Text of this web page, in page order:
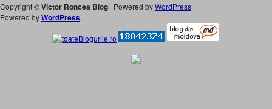
Copyright ©Victor Roncea Blog | Powered byWordPress
Powered byWordPress